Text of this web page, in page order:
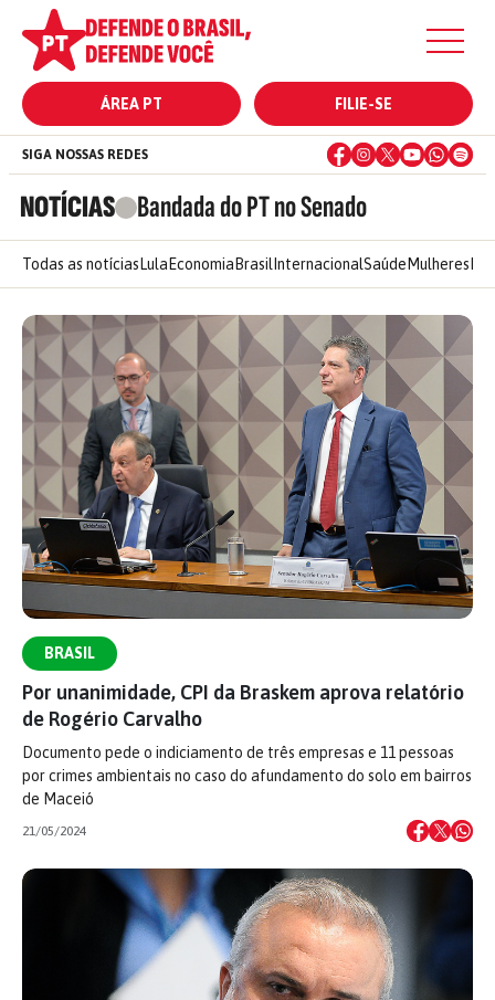
ÁREA PT FILIE-SE
NOTÍCIAS Bandada do PT no Senado
SIGA NOSSAS REDES
Todas as notícias Lula Economia Brasil InternacionalSaúde Mulheres
BRASIL
Por unanimidade, CPI da Braskem aprova relatório
de Rogério Carvalho
Documento pede o indiciamento de três empresas e 11 pessoas
por crimes ambientais no caso do afundamento do solo em bairros
de Maceió
21/05/2024